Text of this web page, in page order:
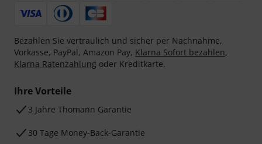
Bezahlen Sie vertraulich und sicher per Nachnahme,
Vorkasse, PayPal, Amazon Pay, Klarna Sofort bezahlen,
Klarna Ratenzahlung oder Kreditkarte.
Ihre Vorteile
3 Jahre Thomann Garantie
30 Tage Money-Back-Garantie